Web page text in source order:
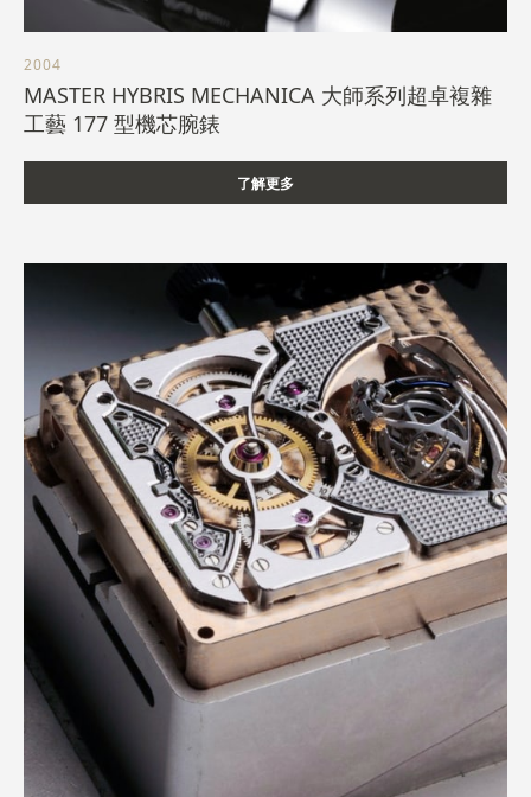
2004
MASTER HYBRIS MECHANICA 大師系列超卓複雜
工藝 177 型機芯腕錶
了解更多